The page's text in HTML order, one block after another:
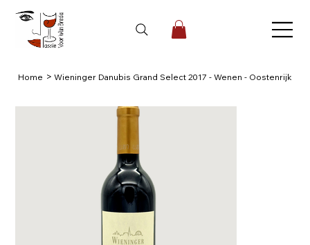
Home > Wieninger Danubis Grand Select 2017 - Wenen - Oostenrijk